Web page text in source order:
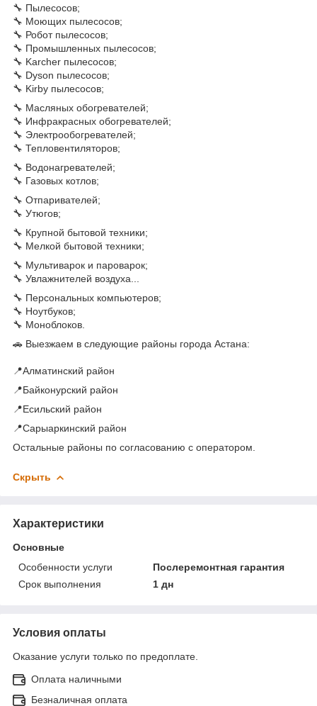
🔧 Пылесосов;
🔧 Моющих пылесосов;
🔧 Робот пылесосов;
🔧 Промышленных пылесосов;
🔧 Karcher пылесосов;
🔧 Dyson пылесосов;
🔧 Kirby пылесосов;
🔧 Масляных обогревателей;
🔧 Инфракрасных обогревателей;
🔧 Электрообогревателей;
🔧 Тепловентиляторов;
🔧 Водонагревателей;
🔧 Газовых котлов;
🔧 Отпаривателей;
🔧 Утюгов;
🔧 Крупной бытовой техники;
🔧 Мелкой бытовой техники;
🔧 Мультиварок и пароварок;
🔧 Увлажнителей воздуха...
🔧 Персональных компьютеров;
🔧 Ноутбуков;
🔧 Моноблоков.
🚗 Выезжаем в следующие районы города Астана:
📍Алматинский район
📍Байконурский район
📍Есильский район
📍Сарыаркинский район
Остальные районы по согласованию с оператором.
Скрыть
Характеристики
Основные
Особенности услуги
Послеремонтная гарантия
Срок выполнения
1 дн
Условия оплаты
Оказание услуги только по предоплате.
Оплата наличными
Безналичная оплата